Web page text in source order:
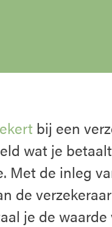
bij een
wat je
Met de inleg
de
je de